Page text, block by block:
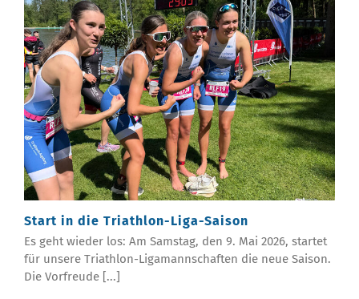
Start in die Triathlon-Liga-Saison
Es geht wieder los: Am Samstag, den 9. Mai 2026, startet
für unsere Triathlon-Ligamannschaften die neue Saison.
Die Vorfreude [...]